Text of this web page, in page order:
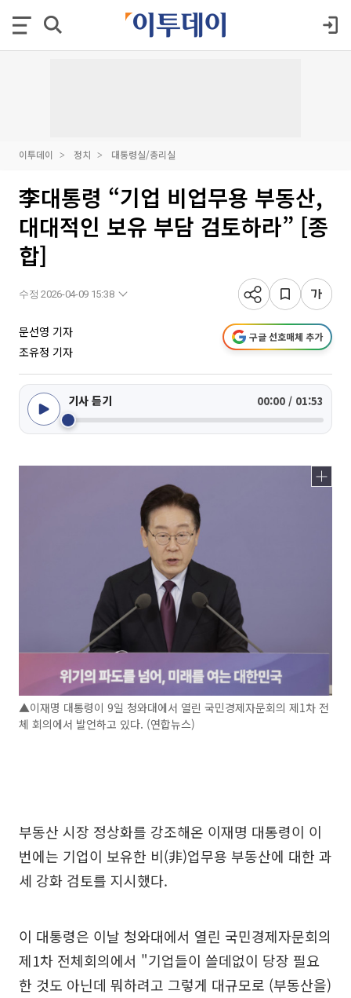
이투데이 정치 대통령실/총리실
李대통령 “기업 비업무용 부동산,
대대적인 보유 부담 검토하라” [종
합]
수정 2026-04-09 15:38
문선영 기자
조유정 기자
구글 선호매체 추가
기사 듣기 00:00 / 01:53
▲이재명 대통령이 9일 청와대에서 열린 국민경제자문회의 제1차 전
체 회의에서 발언하고 있다. (연합뉴스)
부동산 시장 정상화를 강조해온 이재명 대통령이 이
번에는 기업이 보유한 비(非)업무용 부동산에 대한 과
세 강화 검토를 지시했다.
이 대통령은 이날 청와대에서 열린 국민경제자문회의
제1차 전체회의에서 "기업들이 쓸데없이 당장 필요
한 것도 아닌데 뭐하려고 그렇게 대규모로 (부동산을)